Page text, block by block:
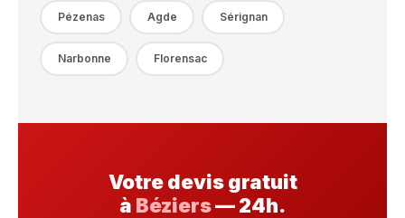
Pézenas Agde Sérignan
Narbonne Florensac
Votre devis gratuit
à Béziers— 24h.